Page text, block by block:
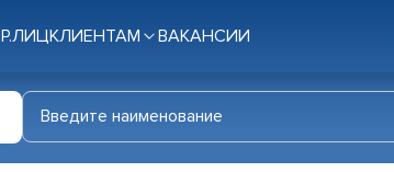
КЛИЕНТАМ ВАКАНСИИ